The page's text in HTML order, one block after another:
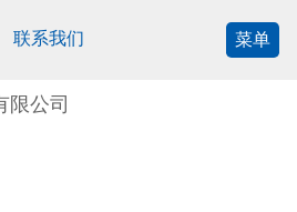
联系我们 菜单
限公司